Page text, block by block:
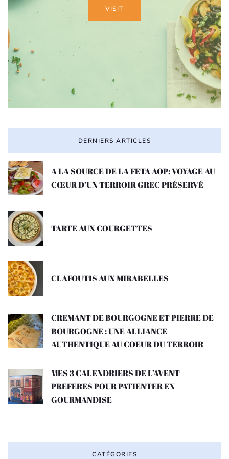
VISIT
DERNIERS ARTICLES
A LA SOURCE DE LA FETA AOP: VOYAGE AU
CŒUR D’UN TERROIR GREC PRÉSERVÉ
TARTE AUX COURGETTES
CLAFOUTIS AUX MIRABELLES
CREMANT DE BOURGOGNE ET PIERRE DE
BOURGOGNE : UNE ALLIANCE
AUTHENTIQUE AU COEUR DU TERROIR
MES 3 CALENDRIERS DE L’AVENT
PREFERES POUR PATIENTER EN
GOURMANDISE
CATÉGORIES